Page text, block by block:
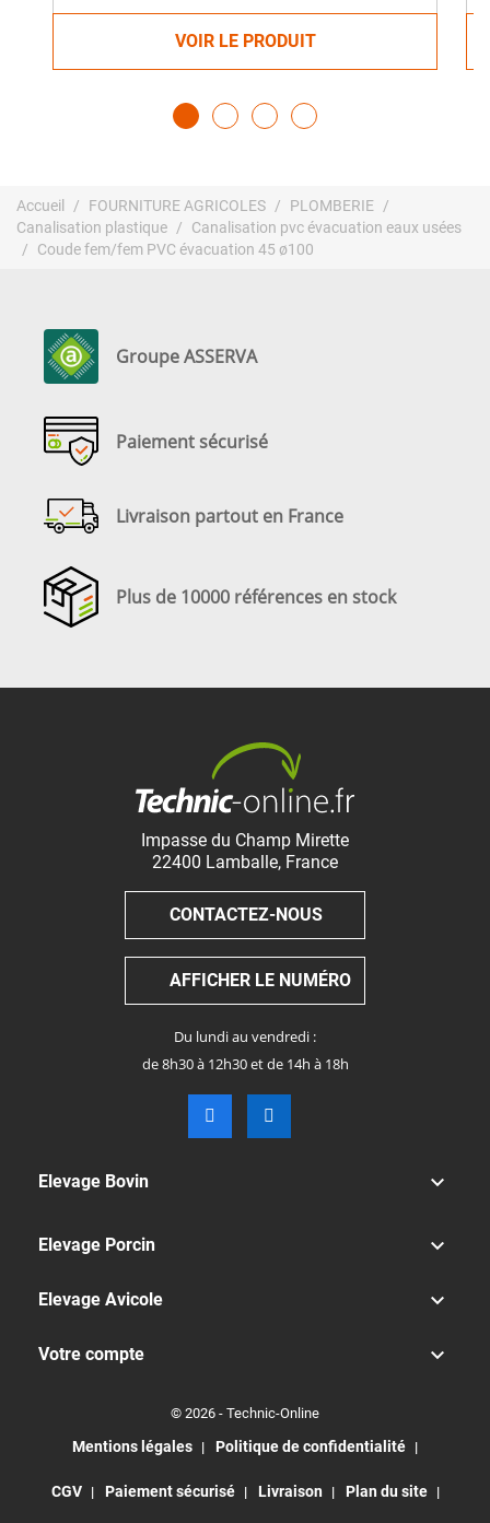
VOIR LE PRODUIT
Accueil FOURNITURE AGRICOLES
PLOMBERIE
Canalisation plastique
Canalisation pvc évacuation eaux usées
Coude fem/fem PVC évacuation 45 ø100
Groupe ASSERVA
Paiement sécurisé
Livraison partout en France
Plus de 10000 références en stock
Impasse du Champ Mirette
22400 Lamballe, France
CONTACTEZ-NOUS
AFFICHER LE NUMÉRO
Du lundi au vendredi :
de 8h30 à 12h30 et de 14h à 18h
Elevage Bovin 
Elevage Porcin 
Elevage Avicole 
Votre compte 
© 2026 - Technic-Online
Mentions légales Politique de confidentialité
CGV Paiement sécurisé Livraison Plan du site